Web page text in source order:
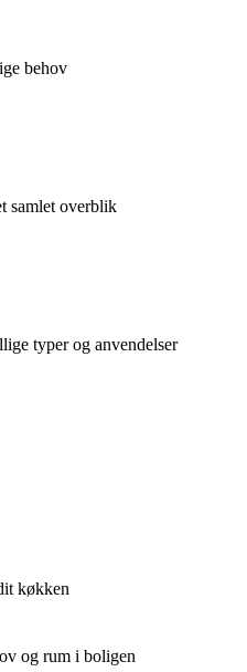
behov
samlet overblik
typer og anvendelser
køkken
og rum i boligen